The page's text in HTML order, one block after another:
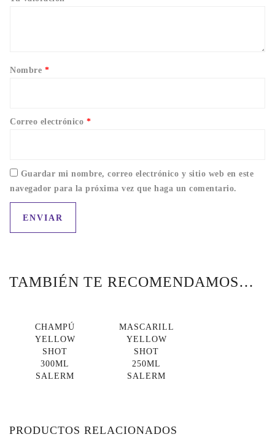
Nombre *
Correo electrónico *
Guardar mi nombre, correo electrónico y sitio web en este
navegador para la próxima vez que haga un comentario.
TAMBIÉN TE RECOMENDAMOS…
CHAMPÚ
YELLOW
SHOT
300ML
SALERM
MASCARILLA
YELLOW
SHOT
250ML
SALERM
PRODUCTOS RELACIONADOS